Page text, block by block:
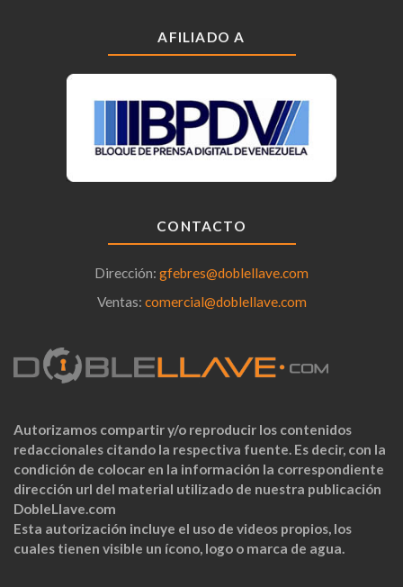
AFILIADO A
CONTACTO
Dirección: gfebres@doblellave.com
Ventas: comercial@doblellave.com
Autorizamos compartir y/o reproducir los contenidos
redaccionales citando la respectiva fuente. Es decir, con la
condición de colocar en la información la correspondiente
dirección url del material utilizado de nuestra publicación
DobleLlave.com
Esta autorización incluye el uso de videos propios, los
cuales tienen visible un ícono, logo o marca de agua.